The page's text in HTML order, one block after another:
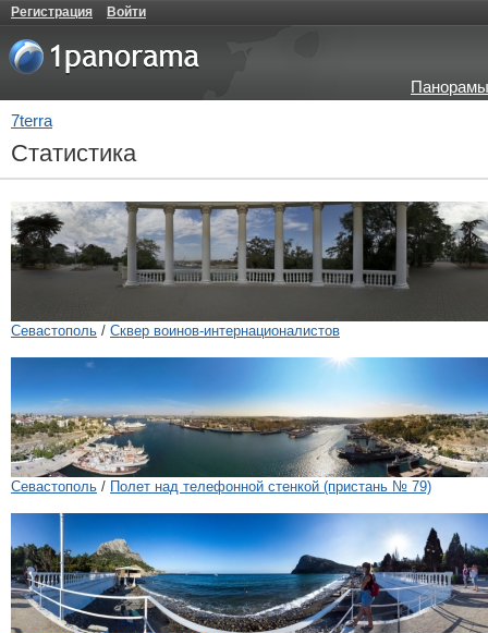
Регистрация Войти
7terra
Статистика
Севастополь / Сквер воинов-интернационалистов
Севастополь / Полет над телефонной стенкой (пристань № 79)